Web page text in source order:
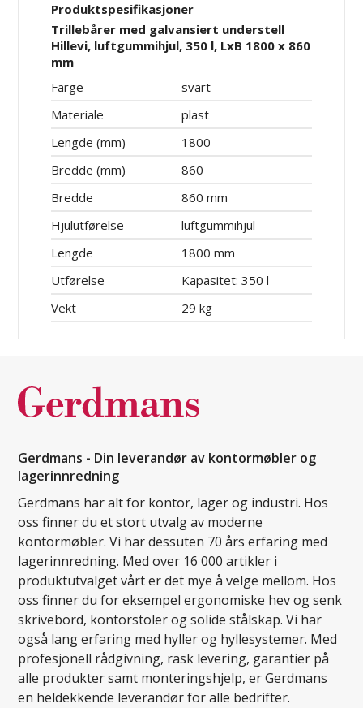
Produktspesifikasjoner
Trillebårer med galvansiert understell
Hillevi, luftgummihjul, 350 l, LxB 1800 x 860
mm
Farge
svart
Materiale
plast
Lengde (mm)
1800
Bredde (mm)
860
Bredde
860 mm
Hjulutførelse
luftgummihjul
Lengde
1800 mm
Utførelse
Kapasitet: 350 l
Vekt
29 kg
Gerdmans - Din leverandør av kontormøbler og
lagerinnredning
Gerdmans har alt for kontor, lager og industri. Hos
oss finner du et stort utvalg av moderne
kontormøbler. Vi har dessuten 70 års erfaring med
lagerinnredning. Med over 16 000 artikler i
produktutvalget vårt er det mye å velge mellom. Hos
oss finner du for eksempel ergonomiske hev og senk
skrivebord, kontorstoler og solide stålskap. Vi har
også lang erfaring med hyller og hyllesystemer. Med
profesjonell rådgivning, rask levering, garantier på
alle produkter samt monteringshjelp, er Gerdmans
en heldekkende leverandør for alle bedrifter.